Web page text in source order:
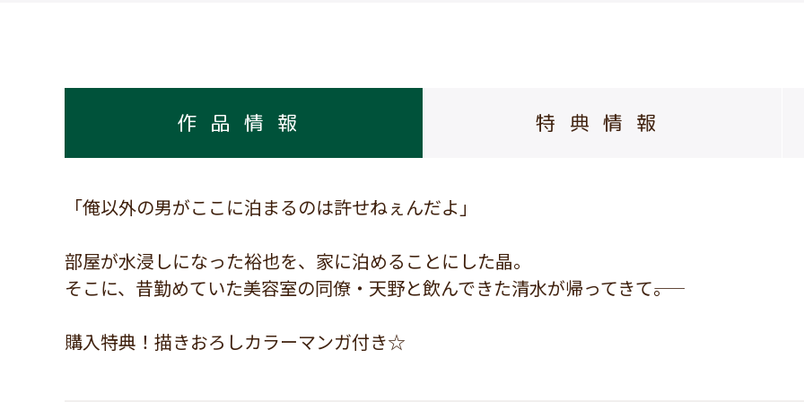
作品情報 特典情報
「俺以外の男がここに泊まるのは許せねぇんだよ」
部屋が水浸しになった裕也を、家に泊めることにした晶。
そこに、昔勤めていた美容室の同僚・天野と飲んできた清水が帰ってきて――。
購入特典！描きおろしカラーマンガ付き☆